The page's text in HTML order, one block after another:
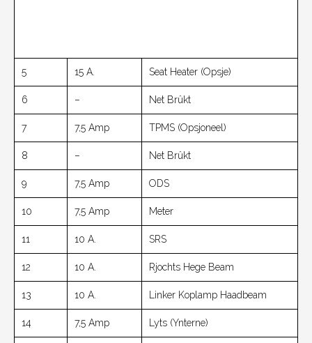
5 15 A. Seat Heater (opsje)
6 – Net Brûkt
7 7,5 Amp TPMS (opsjoneel)
8 – Net Brûkt
9 7,5 Amp ODS
10 7,5 Amp Meter
11 10 A. SRS
12 10 A. Rjochts Hege Beam
13 10 A. Linker Koplamp Haadbeam
14 7,5 Amp Lyts (ynterne)